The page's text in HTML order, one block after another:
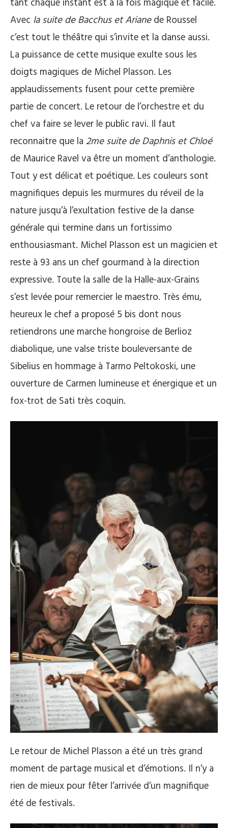
Avec la suite de Bacchus et Arianede Roussel
c’est tout le théâtre qui s’invite et la danse aussi.
La puissance de cette musique exulte sous les
doigts magiques de Michel Plasson. Les
applaudissements fusent pour cette première
partie de concert. Le retour de l’orchestre et du
chef va faire se lever le public ravi. Il faut
reconnaitre que la 2me suite de Daphnis et Chloé
de Maurice Ravel va être un moment d’anthologie.
Tout y est délicat et poétique. Les couleurs sont
magnifiques depuis les murmures du réveil de la
nature jusqu’à l’exultation festive de la danse
générale qui termine dans un fortissimo
enthousiasmant. Michel Plasson est un magicien et
reste à 93 ans un chef gourmand à la direction
expressive. Toute la salle de la Halle-aux-Grains
s’est levée pour remercier le maestro. Très ému,
heureux le chef a proposé 5 bis dont nous
retiendrons une marche hongroise de Berlioz
diabolique, une valse triste bouleversante de
Sibelius en hommage à Tarmo Peltokoski, une
ouverture de Carmen lumineuse et énergique et un
fox-trot de Sati très coquin.
Le retour de Michel Plasson a été un très grand
moment de partage musical et d’émotions. Il n’y a
rien de mieux pour fêter l’arrivée d’un magnifique
été de festivals.